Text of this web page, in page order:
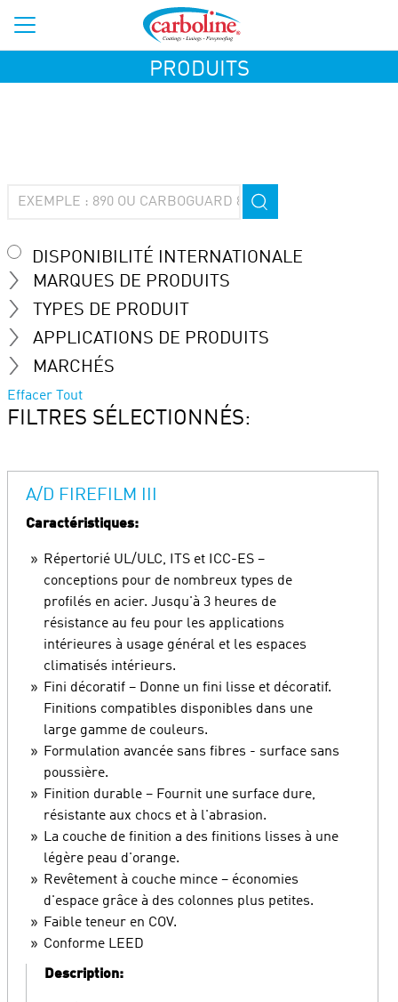
PRODUITS
DISPONIBILITÉ INTERNATIONALE
MARQUES DE PRODUITS
TYPES DE PRODUIT
APPLICATIONS DE PRODUITS
MARCHÉS
Effacer Tout
FILTRES SÉLECTIONNÉS:
A/D FIREFILM III
Caractéristiques:
Répertorié UL/ULC, ITS et ICC-ES –
conceptions pour de nombreux types de
profilés en acier. Jusqu'à 3 heures de
résistance au feu pour les applications
intérieures à usage général et les espaces
climatisés intérieurs.
Fini décoratif – Donne un fini lisse et décoratif.
Finitions compatibles disponibles dans une
large gamme de couleurs.
Formulation avancée sans fibres - surface sans
poussière.
Finition durable – Fournit une surface dure,
résistante aux chocs et à l'abrasion.
La couche de finition a des finitions lisses à une
légère peau d'orange.
Revêtement à couche mince – économies
d'espace grâce à des colonnes plus petites.
Faible teneur en COV.
Conforme LEED
Description: